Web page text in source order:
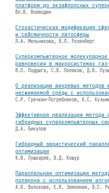
платформ до экзафлопсных
Вл.В. Воеводин
Стохастическая модификация
и сейсмичности литосферы
Л.А. Мельникова, В.Л. Розенберг
Суперкомпьютерное
равновесия в микросистемах
В.О. Подрыга, С.В. Поляков, Д.В.
О реализации вихревых методов
несжимаемой среды с
С.Р. Гречкин-Погребняков, К.С.
Эффективная реализация метода
гибридных суперкомпьютерных
Д.А. Бикулов
Гибридный эвристический
оптимизации
К.В. Пушкарев, В.Д. Кошур
Параллельная оптимизация
полярона с использованием
А.В. Волохова, Е.В. Земляная, В.С.